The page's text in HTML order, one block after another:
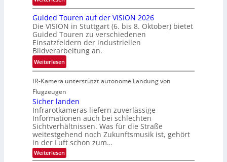
h
i
k
i
s
c
h
e
n
4
K
-
M
e
m
s
u
n
d
e
z
t
e
M
ö
g
l
i
c
h
k
e
i
t
e
R
ü
c
k
k
e
h
d
e
r
i
n
V
I
S
Guided Touren auf der VISION 2026
Die VISION in Stuttgart (6. bis 8. Oktober) bietet
Guided Touren zu verschiedenen
Einsatzfeldern der industriellen
Bildverarbeitung an.
Weiterlesen:
G
u
i
d
e
d
T
o
u
r
IR-Kamera unterstützt autonome Landung von
Flugzeugen
Sicher landen
Infrarotkameras liefern zuverlässige
Informationen auch bei schlechten
Sichtverhältnissen. Was für die Straße
weitestgehend noch Zukunftsmusik ist, gehört
in der Luft schon zum…
Weiterlesen:
S